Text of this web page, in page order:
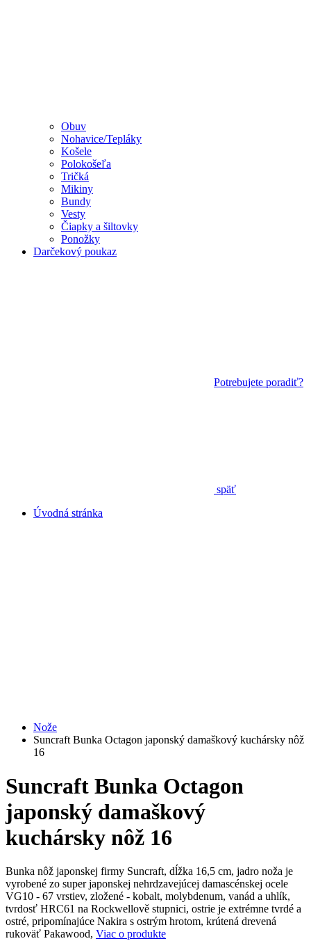
Obuv
Nohavice/Tepláky
Košele
Polokošeľa
Tričká
Mikiny
Bundy
Vesty
Čiapky a šiltovky
Ponožky
Darčekový poukaz
Potrebujete poradiť?
späť
Úvodná stránka
Nože
Suncraft Bunka Octagon japonský damaškový kuchársky nôž
16
Suncraft Bunka Octagon
japonský damaškový
kuchársky nôž 16
Bunka nôž japonskej firmy Suncraft, dĺžka 16,5 cm, jadro noža je
vyrobené zo super japonskej nehrdzavejúcej damascénskej ocele
VG10 - 67 vrstiev, zložené - kobalt, molybdenum, vanád a uhlík,
tvrdosť HRC61 na Rockwellově stupnici, ostrie je extrémne tvrdé a
ostré, pripomínajúce Nakira s ostrým hrotom, krútená drevená
rukoväť Pakawood, Viac o produkte